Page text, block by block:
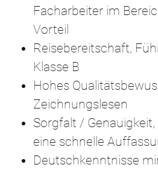
Facharbeiter im
Vorteil
Reisebereitschaft,
Klasse B
Hohes
Zeichnungslesen
Sorgfalt /
eine schnelle
Deutschkenntnisse